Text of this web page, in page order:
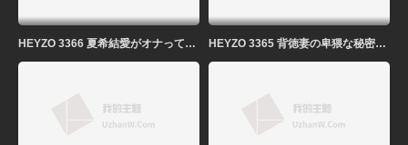
HEYZO 3366 夏希結愛がオナってくれました！ – 夏希結愛 HEYZO 3365 背徳妻の卑猥な秘密～美女コレクションVol.27～ – 真菜果